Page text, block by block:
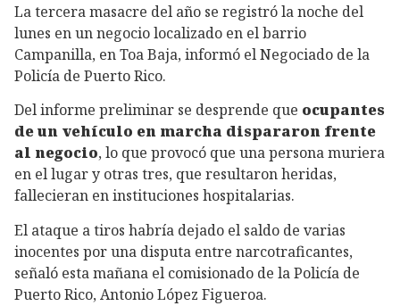
La tercera masacre del año se registró la noche del
lunes en un negocio localizado en el barrio
Campanilla, en Toa Baja, informó el Negociado de la
Policía de Puerto Rico.
Del informe preliminar se desprende que ocupantes
de un vehículo en marcha dispararon frente
al negocio, lo que provocó que una persona muriera
en el lugar y otras tres, que resultaron heridas,
fallecieran en instituciones hospitalarias.
El ataque a tiros habría dejado el saldo de varias
inocentes por una disputa entre narcotraficantes,
señaló esta mañana el comisionado de la Policía de
Puerto Rico, Antonio López Figueroa.